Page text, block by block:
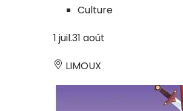
Culture
1 juil.31 août
LIMOUX